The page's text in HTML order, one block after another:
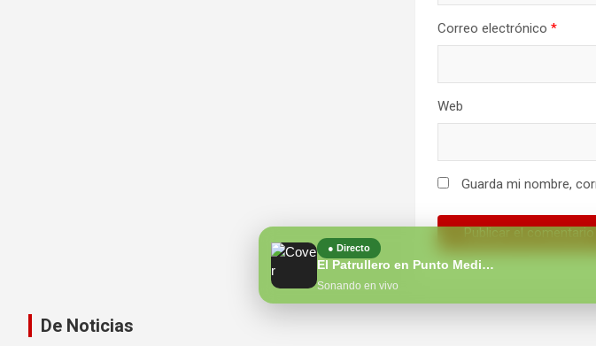
Correo electrónico *
Web
Guarda mi nombre,
● Directo
El Patrullero en Punto Medio con Carlos Romero
Sonando en vivo
De Noticias